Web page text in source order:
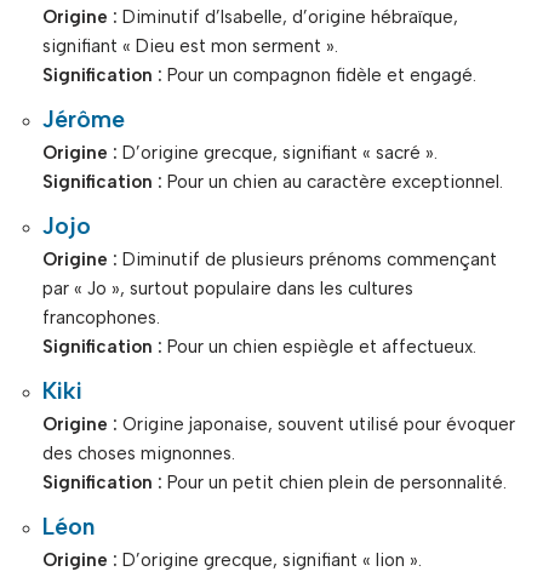
Origine : Diminutif d’Isabelle, d’origine hébraïque,
signifiant « Dieu est mon serment ».
Signification : Pour un compagnon fidèle et engagé.
Jérôme
Origine : D’origine grecque, signifiant « sacré ».
Signification : Pour un chien au caractère exceptionnel.
Jojo
Origine : Diminutif de plusieurs prénoms commençant
par « Jo », surtout populaire dans les cultures
francophones.
Signification : Pour un chien espiègle et affectueux.
Kiki
Origine : Origine japonaise, souvent utilisé pour évoquer
des choses mignonnes.
Signification : Pour un petit chien plein de personnalité.
Léon
Origine : D’origine grecque, signifiant « lion ».